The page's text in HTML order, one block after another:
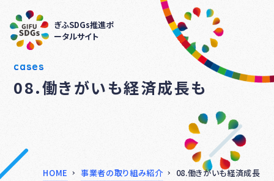
ぎふSDGs推進ポ
ータルサイト
cases
08.働きがいも経済成長も
HOME 事業者の取り組み紹介
08.働きがいも経済成長